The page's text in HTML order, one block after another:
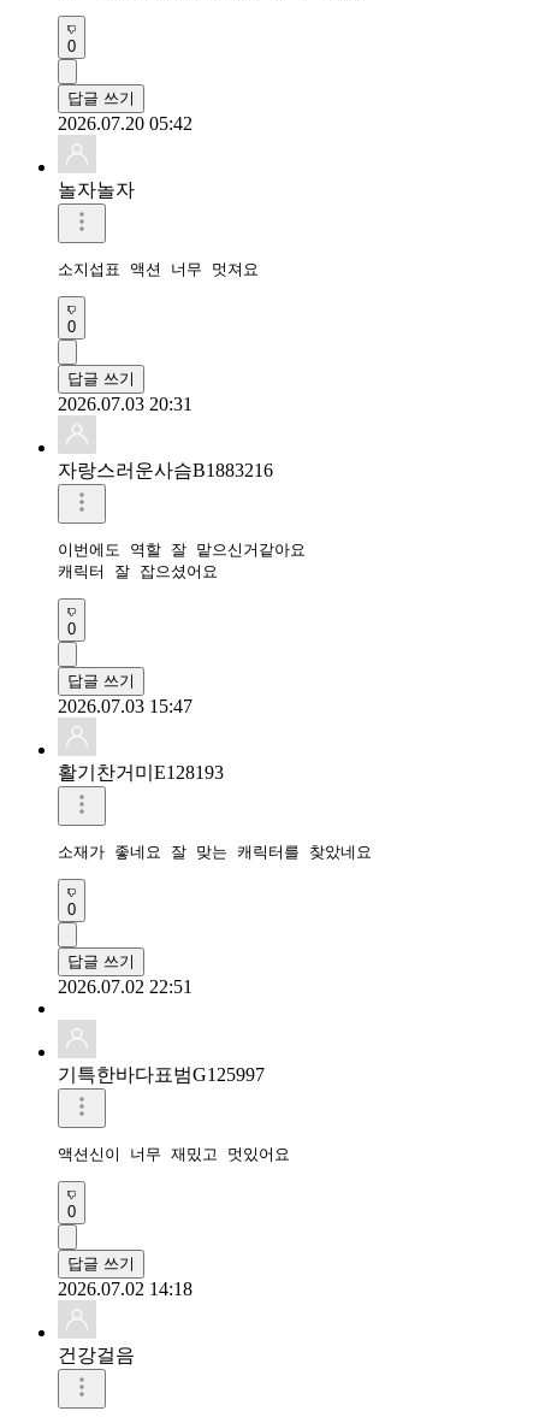
0
답글 쓰기
2026.07.20 05:42
놀자놀자
소지섭표 액션 너무 멋져요
0
답글 쓰기
2026.07.03 20:31
자랑스러운사슴B1883216
이번에도 역할 잘 맡으신거같아요
캐릭터 잘 잡으셨어요
0
답글 쓰기
2026.07.03 15:47
활기찬거미E128193
소재가 좋네요 잘 맞는 캐릭터를 찾았네요
0
답글 쓰기
2026.07.02 22:51
기특한바다표범G125997
액션신이 너무 재밌고 멋있어요
0
답글 쓰기
2026.07.02 14:18
건강걸음